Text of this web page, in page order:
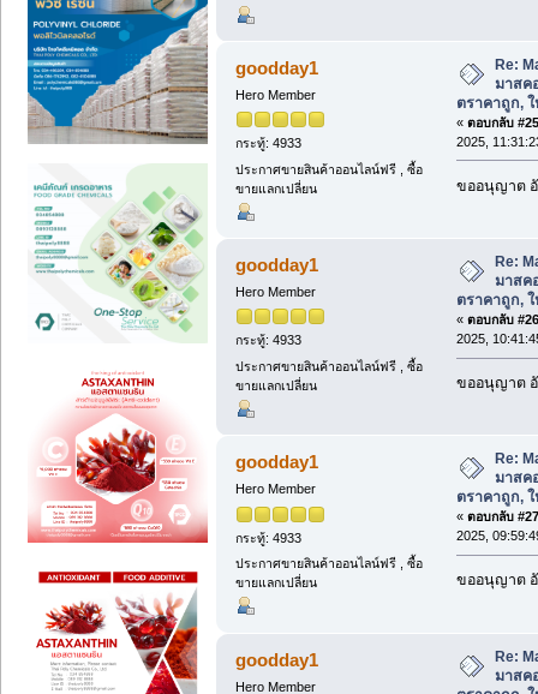
goodday1
Hero Member
กระทู้: 4933
ประกาศขายสินค้าออนไลน์ฟรี , ซื้อ
ขายแลกเปลี่ยน
Re:
มาสค
ตราคาถูก,
« ตอบกลับ
2025,
ขออนุญาต
goodday1
Hero Member
กระทู้: 4933
ประกาศขายสินค้าออนไลน์ฟรี , ซื้อ
ขายแลกเปลี่ยน
Re:
มาสค
ตราคาถูก,
« ตอบกลับ
2025,
ขออนุญาต
goodday1
Hero Member
กระทู้: 4933
ประกาศขายสินค้าออนไลน์ฟรี , ซื้อ
ขายแลกเปลี่ยน
Re:
มาสค
ตราคาถูก,
« ตอบกลับ
2025,
ขออนุญาต
goodday1
Hero Member
Re:
มาสค